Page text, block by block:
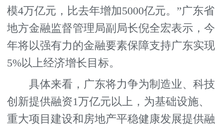
模4万亿元，比去年增加5000亿元。”广东省
地方金融监督管理局副局长倪全宏表示，今
年将以强有力的金融要素保障支持广东实现
5%以上经济增长目标。
具体来看，广东将力争为制造业、科技
创新提供融资1万亿元以上，为基础设施、
重大项目建设和房地产平稳健康发展提供融